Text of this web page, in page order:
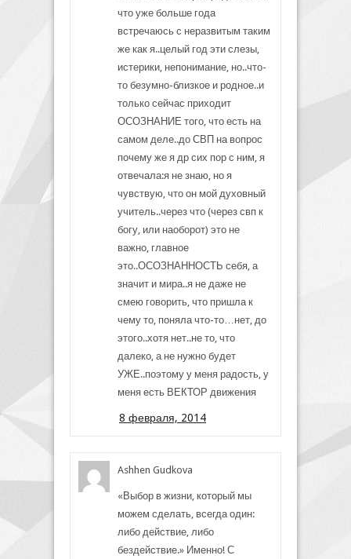
что уже больше года
встречаюсь с неразвитым таким
же как я..целый год эти слезы,
истерики, непонимание, но..что-
то безумно-близкое и родное..и
только сейчас приходит
ОСОЗНАНИЕ того, что есть на
самом деле..до СВП на вопрос
почему же я др сих пор с ним, я
отвечала:я не знаю, но я
чувствую, что он мой духовный
учитель..через что (через свп к
богу, или наоборот) это не
важно, главное
это..ОСОЗНАННОСТЬ себя, а
значит и мира..я не даже не
смею говорить, что пришла к
чему то, поняла что-то…нет, до
этого..хотя нет..не то, что
далеко, а не нужно будет
УЖЕ..поэтому у меня радость, у
меня есть ВЕКТОР движения
8 февраля, 2014
Ashhen Gudkova
«Выбор в жизни, который мы
можем сделать, всегда один:
либо действие, либо
бездействие.» Именно! С